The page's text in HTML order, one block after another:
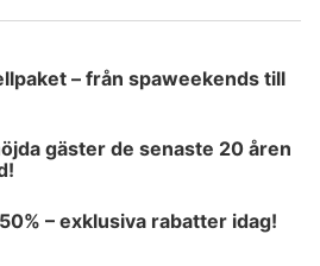
– från spaweekends till
gäster de senaste 20 åren
– exklusiva rabatter idag!